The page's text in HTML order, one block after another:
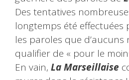
Des tentatives
longtemps été
les paroles que d’aucuns
qualifier de « pour le
En vain, La Marseillaise